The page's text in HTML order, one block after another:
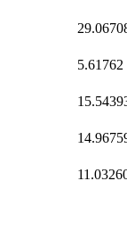
5.61762